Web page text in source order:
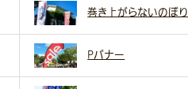
巻き上がらないのぼり
Pバナー